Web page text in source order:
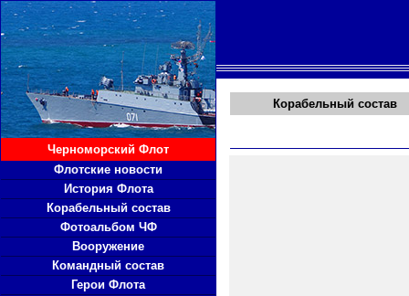
Черноморский Флот
Флотские новости
История Флота
Корабельный состав
Фотоальбом ЧФ
Вооружение
Командный состав
Герои Флота
Корабельный состав